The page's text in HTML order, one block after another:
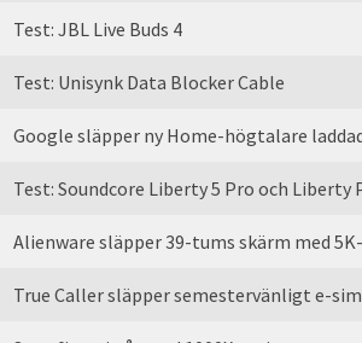
Test: JBL Live Buds 4
Test: Unisynk Data Blocker Cable
True Caller släpper semestervänligt e-sim